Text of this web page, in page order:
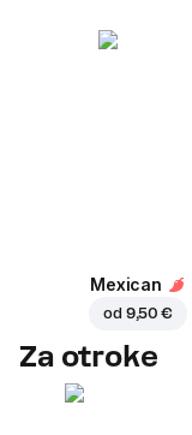
Mexican
od 9,50 €
Za otroke